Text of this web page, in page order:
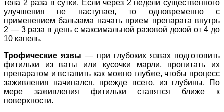
тела 2 раза в сутки. Если через 2 недели существенного
улучшения не наступает, то одновременно с
применением бальзама начать прием препарата внутрь
2 — 3 раза в день с максимальной разовой дозой от 4 до
10 капель.
Трофические язвы — при глубоких язвах подготовить
фитильки из ваты или кусочки марли, пропитать их
препаратом и вставить как можно глубже, чтобы процесс
заживления начинался, прежде всего, из глубины. По
мере заживления фитильки ставятся ближе к
поверхности.